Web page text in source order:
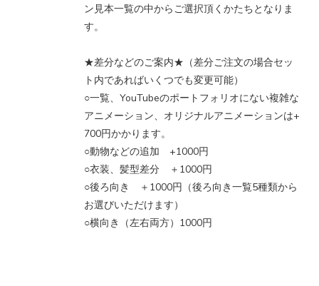
ン見本一覧の中からご選択頂くかたちとなりま
す。
★差分などのご案内★（差分ご注文の場合セッ
ト内であればいくつでも変更可能）
○一覧、YouTubeのポートフォリオにない複雑な
アニメーション、オリジナルアニメーションは+
700円かかります。
○動物などの追加 +1000円
○衣装、髪型差分 ＋1000円
○後ろ向き ＋1000円（後ろ向き一覧5種類から
お選びいただけます）
○横向き（左右両方）1000円